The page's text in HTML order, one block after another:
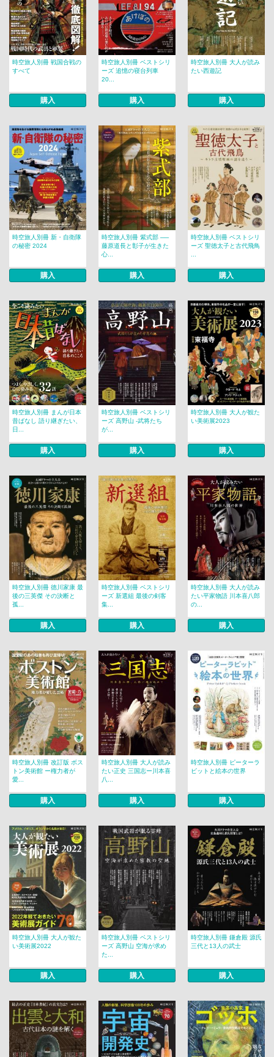
時空旅人別冊 戦国合戦の
すべて
購入
時空旅人別冊 ベストシリ
ーズ 追憶の寝台列車
20...
購入
時空旅人別冊 大人が読み
たい西遊記
購入
時空旅人別冊 新・自衛隊
の秘密 2024
購入
時空旅人別冊 紫式部 ──
藤原道長と彰子が生きた
心...
購入
時空旅人別冊 ベストシリ
ーズ 聖徳太子と古代飛鳥
購入
時空旅人別冊 まんが日本
昔ばなし 語り継ぎたい、
日...
購入
時空旅人別冊 ベストシリ
ーズ 高野山 -武将たち
が...
購入
時空旅人別冊 大人が観た
い美術展2023
購入
時空旅人別冊 徳川家康 最
後の三英傑 その決断と
孤...
購入
時空旅人別冊 ベストシリ
ーズ 新選組 最後の剣客
集...
購入
時空旅人別冊 大人が読み
たい平家物語 川本喜八郎
の...
購入
時空旅人別冊 改訂版 ボス
トン美術館 ー権力者が
愛...
購入
時空旅人別冊 大人が読み
たい正史 三国志ー川本喜
八...
購入
時空旅人別冊 ピーターラ
ビットと絵本の世界
購入
時空旅人別冊 大人が観た
い美術展2022
購入
時空旅人別冊 ベストシリ
ーズ 高野山 空海が求め
た...
購入
時空旅人別冊 鎌倉殿 源氏
三代と13人の武士
購入